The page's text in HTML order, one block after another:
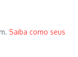
Saiba como seus